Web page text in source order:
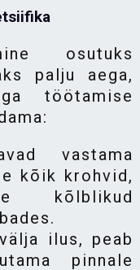
osutuks
palju aega,
töötamise
vastama
kõik krohvid,
kõlblikud
ilus, peab
pinnale